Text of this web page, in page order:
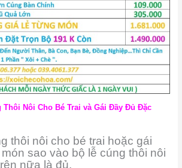
Thôi Nôi Cho Bé Trai và Gái Đầy Đủ Đặc
thôi nôi cho bé trai hoặc gái
sao vào bộ lễ cúng thôi nôi
nữa là đủ.